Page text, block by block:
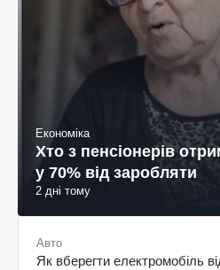
Економіка
Хто з пенсіонерів
у 70% від заробляти
2 дні тому
Авто
Як вберегти електромобіль